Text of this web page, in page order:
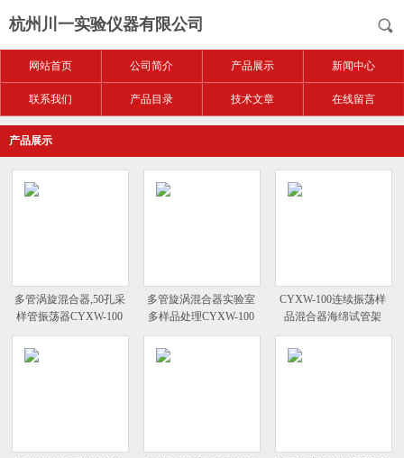
杭州川一实验仪器有限公司
网站首页 公司简介 产品展示 新闻中心
联系我们 产品目录 技术文章 在线留言
产品展示
多管涡旋混合器,50孔采
样管振荡器CYXW-100
多管旋涡混合器实验室
多样品处理CYXW-100
CYXW-100连续振荡样
品混合器海绵试管架